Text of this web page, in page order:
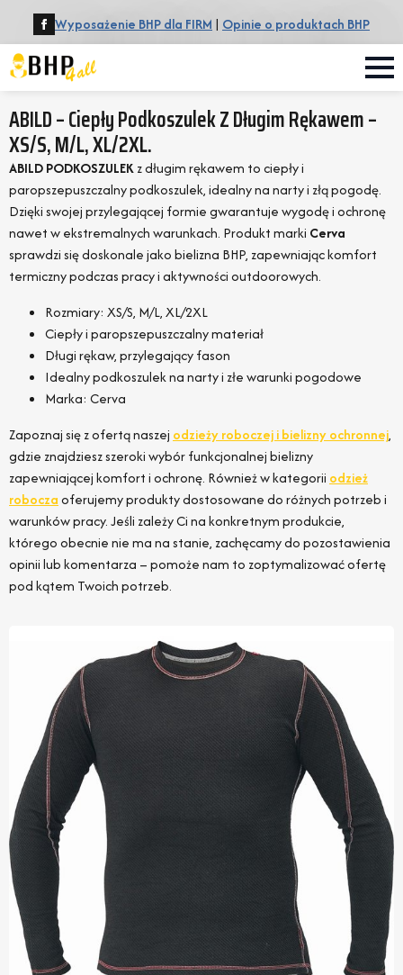
Wyposażenie BHP dla FIRM | Opinie o produktach BHP
ABILD – Ciepły Podkoszulek Z Długim Rękawem –
XS/S, M/L, XL/2XL.
ABILD PODKOSZULEKz długim rękawem to ciepły i
paropszepuszczalny podkoszulek, idealny na narty i złą pogodę.
Dzięki swojej przylegającej formie gwarantuje wygodę i ochronę
nawet w ekstremalnych warunkach. Produkt marki Cerva
sprawdzi się doskonale jako bielizna BHP, zapewniając komfort
termiczny podczas pracy i aktywności outdoorowych.
Rozmiary: XS/S, M/L, XL/2XL
Ciepły i paropszepuszczalny materiał
Długi rękaw, przylegający fason
Idealny podkoszulek na narty i złe warunki pogodowe
Marka: Cerva
Zapoznaj się z ofertą naszej odzieży roboczej i bielizny ochronnej,
gdzie znajdziesz szeroki wybór funkcjonalnej bielizny
zapewniającej komfort i ochronę. Również w kategorii odzież
roboczaoferujemy produkty dostosowane do różnych potrzeb i
warunków pracy. Jeśli zależy Ci na konkretnym produkcie,
którego obecnie nie ma na stanie, zachęcamy do pozostawienia
opinii lub komentarza – pomoże nam to zoptymalizować ofertę
pod kątem Twoich potrzeb.